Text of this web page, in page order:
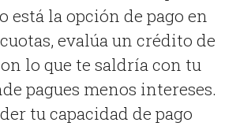
está la opción de pago en
evalúa un crédito de
lo que te saldría con tu
pagues menos intereses.
tu capacidad de pago